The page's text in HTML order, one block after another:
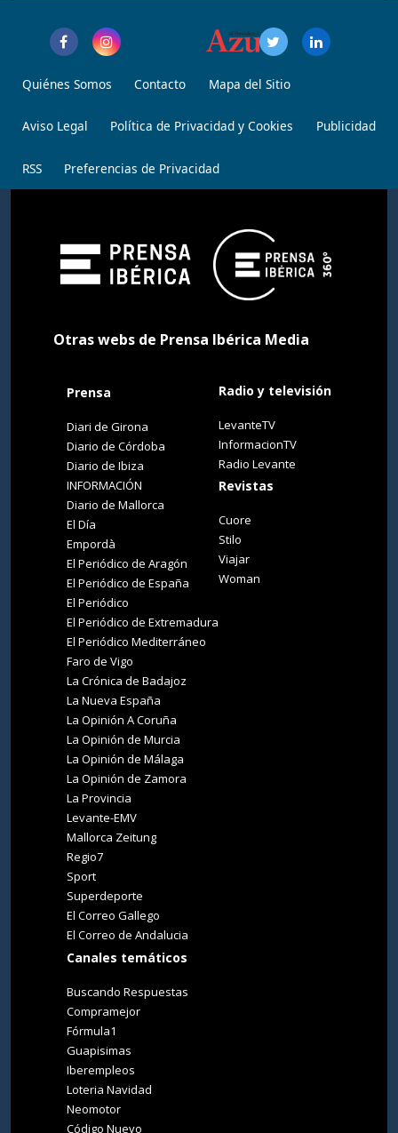
Quiénes Somos Contacto Mapa del Sitio
Aviso Legal Política de Privacidad y Cookies Publicidad
RSS Preferencias de Privacidad
Otras webs de Prensa Ibérica Media
Prensa
Diari de Girona
Diario de Córdoba
Diario de Ibiza
INFORMACIÓN
Diario de Mallorca
El Día
Empordà
El Periódico de Aragón
El Periódico de España
El Periódico
El Periódico de Extremadura
El Periódico Mediterráneo
Faro de Vigo
La Crónica de Badajoz
La Nueva España
La Opinión A Coruña
La Opinión de Murcia
La Opinión de Málaga
La Opinión de Zamora
La Provincia
Levante-EMV
Mallorca Zeitung
Regio7
Sport
Superdeporte
El Correo Gallego
El Correo de Andalucia
Canales temáticos
Buscando Respuestas
Compramejor
Fórmula1
Guapisimas
Iberempleos
Loteria Navidad
Neomotor
Código Nuevo
Radio y televisión
LevanteTV
InformacionTV
Radio Levante
Revistas
Cuore
Stilo
Viajar
Woman